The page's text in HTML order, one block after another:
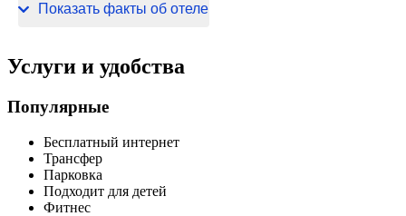
Информация о сертификации
Показать факты об отеле
Услуги и удобства
Популярные
Бесплатный интернет
Трансфер
Парковка
Подходит для детей
Фитнес